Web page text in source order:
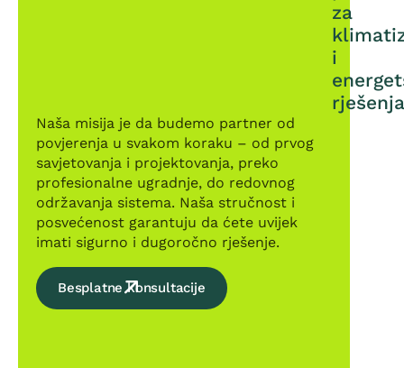
za
i
rješenja
Naša misija je da budemo partner od
povjerenja u svakom koraku – od prvog
savjetovanja i projektovanja, preko
profesionalne ugradnje, do redovnog
održavanja sistema. Naša stručnost i
posvećenost garantuju da ćete uvijek
imati sigurno i dugoročno rješenje.
Besplatne konsultacije